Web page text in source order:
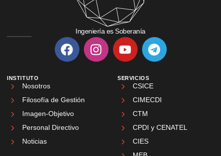
Ingeniería es Soberanía
INSTITUTO
Nosotros
Filosofía de Gestión
Imagen-Objetivo
Personal Directivo
Noticias
SERVICIOS
CSICE
CIMECDI
CTM
CPDI y CENATEL
CIES